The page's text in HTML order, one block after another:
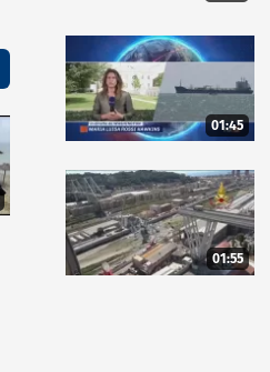
01:45
01:55